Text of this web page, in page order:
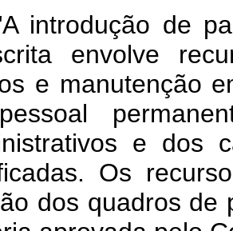
de
envolve
e manutenção
e dos
Os
dos quadros de